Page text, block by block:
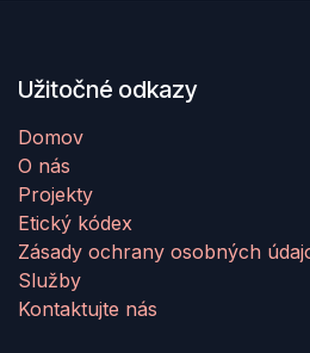
Užitočné odkazy
Domov
O nás
Projekty
Etický kódex
Zásady ochrany osobných
Služby
Kontaktujte nás